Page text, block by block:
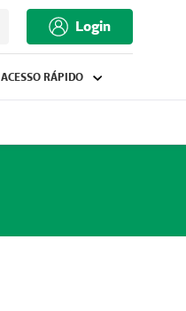
Login
ACESSO RÁPIDO